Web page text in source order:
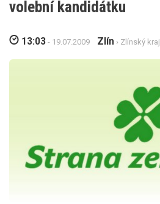
volební kandidátku
13:03 - 19.07.2009 Zlín › Zlínský kraj